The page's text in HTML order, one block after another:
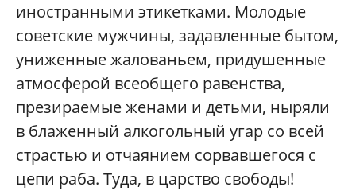
иностранными этикетками. Молодые
советские мужчины, задавленные бытом,
униженные жалованьем, придушенные
атмосферой всеобщего равенства,
презираемые женами и детьми, ныряли
в блаженный алкогольный угар со всей
страстью и отчаянием сорвавшегося с
цепи раба. Туда, в царство свободы!